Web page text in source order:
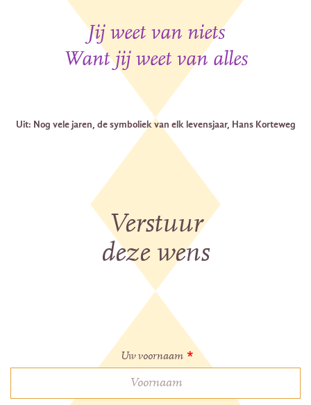
Jij weet van niets
Want jij weet van alles
Uit: Nog vele jaren, de symboliek van elk levensjaar, Hans Korteweg
Verstuur
deze wens
Uw voornaam *